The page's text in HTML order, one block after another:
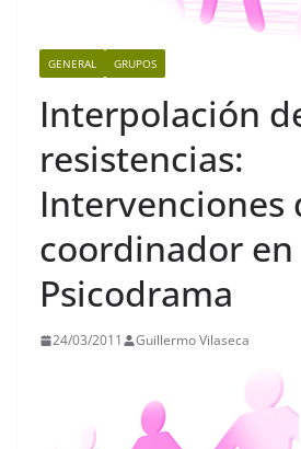
GENERAL GRUPOS
Interpolación
resistencias:
Intervenciones
coordinador en
Psicodrama
24/03/2011 Guillermo Vilaseca